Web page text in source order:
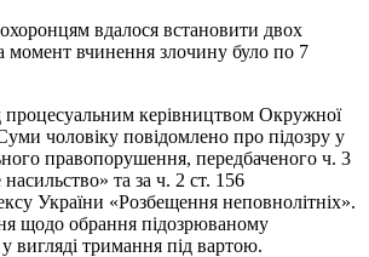
вдалося встановити двох
момент вчинення злочину було по 7
процесуальним керівництвом Окружної
чоловіку повідомлено про підозру у
правопорушення, передбаченого ч. 3
та за ч. 2 ст. 156
України «Розбещення неповнолітніх».
щодо обрання підозрюваному
вигляді тримання під вартою.